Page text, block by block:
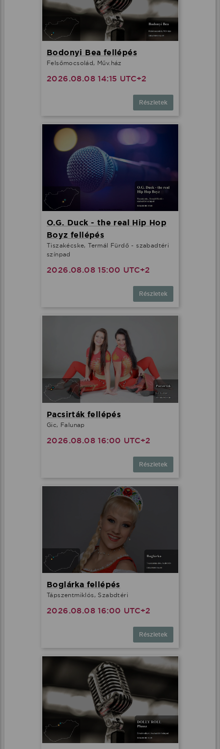
Bodonyi Bea fellépés
Felsőmocsolád, Műv.ház
2026.08.08 14:15 UTC+2
Részletek
O.G. Duck - the real Hip Hop
Boyz fellépés
Tiszakécske, Termál Fürdő - szabadtéri
színpad
2026.08.08 15:00 UTC+2
Részletek
Pacsirták fellépés
Gic, Falunap
2026.08.08 16:00 UTC+2
Részletek
Boglárka fellépés
Tápszentmiklós, Szabdtéri
2026.08.08 16:00 UTC+2
Részletek